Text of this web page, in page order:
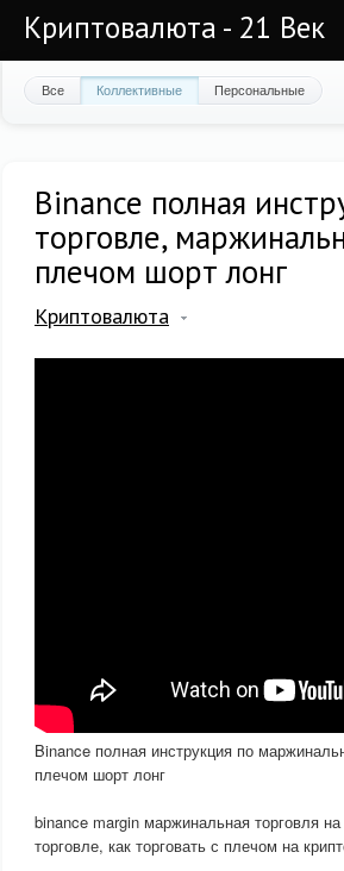
Криптовалюта - 21 Век
Все Коллективные Персональные
Binance полная
торговле,
плечом шорт лонг
Криптовалюта
Binance полная инструкция по
плечом шорт лонг
binance margin маржинальная торговля
торговле, как торговать с плечом на